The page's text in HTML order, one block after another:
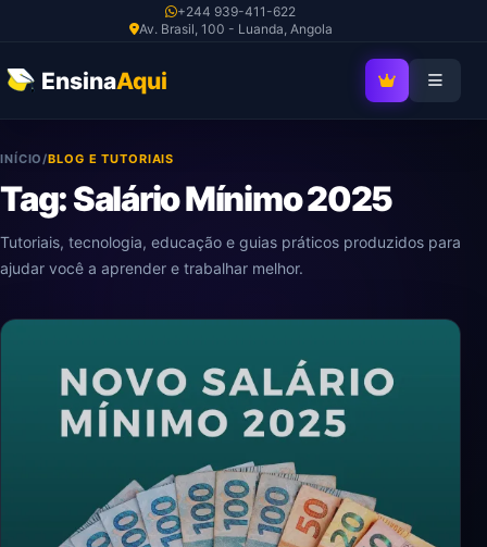
+244 939-411-622
Av. Brasil, 100 - Luanda, Angola
EnsinaAqui SEJA MEMBRO
o
conteúdo
INÍCIO/BLOG E TUTORIAIS
Tag: Salário Mínimo 2025
Tutoriais, tecnologia, educação e guias práticos produzidos para
ajudar você a aprender e trabalhar melhor.